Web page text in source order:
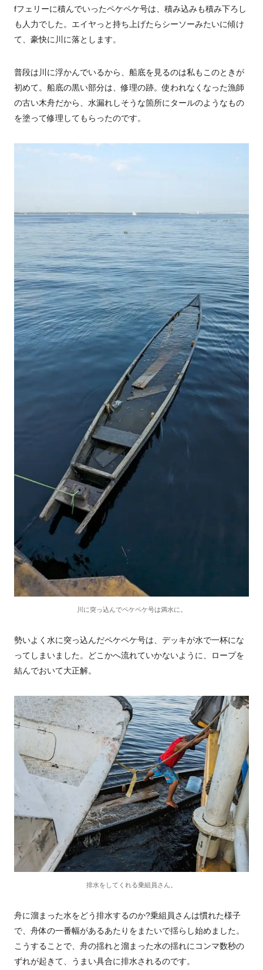
fフェリーに積んでいったペケペケ号は、積み込みも積み下ろし
も人力でした。エイヤっと持ち上げたらシーソーみたいに傾け
て、豪快に川に落とします。
普段は川に浮かんでいるから、船底を見るのは私もこのときが
初めて。船底の黒い部分は、修理の跡。使われなくなった漁師
の古い木舟だから、水漏れしそうな箇所にタールのようなもの
を塗って修理してもらったのです。
川に突っ込んでペケペケ号は満水に。
勢いよく水に突っ込んだペケペケ号は、デッキが水で一杯にな
ってしまいました。どこかへ流れていかないように、ロープを
結んでおいて大正解。
排水をしてくれる乗組員さん。
舟に溜まった水をどう排水するのか?乗組員さんは慣れた様子
で、舟体の一番幅があるあたりをまたいで揺らし始めました。
こうすることで、舟の揺れと溜まった水の揺れにコンマ数秒の
ずれが起きて、うまい具合に排水されるのです。